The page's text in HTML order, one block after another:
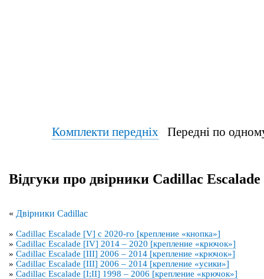
Комплекти передніхПередні по
Відгуки про двірники Cadillac Escalade
« Двірники Cadillac
» Cadillac Escalade [V] с 2020-го [крепление «кнопка»]
» Cadillac Escalade [IV] 2014 – 2020 [крепление «крючок»]
» Cadillac Escalade [III] 2006 – 2014 [крепление «крючок»]
» Cadillac Escalade [III] 2006 – 2014 [крепление «усики»]
» Cadillac Escalade [I;II] 1998 – 2006 [крепление «крючок»]